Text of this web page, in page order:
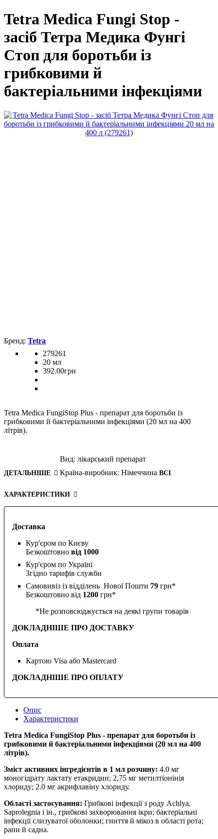
Tetra Medica Fungi Stop -
засіб Тетра Медика Фунгі
Стоп для боротьби із
грибковими й
бактеріальними інфекціями
Доставка
Кур'єром по Києву
Безкоштовно від 1000
Кур'єром по Україні
Згідно тарифів служби
Самовивіз із відділень Нової Пошти 79 грн*
Безкоштовно від 1200 грн*
*Не розповсюджується на деякі групи товарів
ДОКЛАДНІШЕ ПРО ДОСТАВКУ
Оплата
Картою Visa або Mastercard
ДОКЛАДНІШЕ ПРО ОПЛАТУ
Tetra
279261
20 мл
392.00грн
Tetra Medica FungiStop Plus - препарат для боротьби із
грибковими й бактеріальними інфекціями (20 мл на 400
літрів).
ДЕТАЛЬНІШЕ
Вид: лікарський препарат
Країна-виробник: Німеччина ВСІ
ХАРАКТЕРИСТИКИ
Опис
Характеристики
Tetra Medica FungiStop Plus - препарат для боротьби із
грибковими й бактеріальними інфекціями (20 мл на 400
літрів).
Зміст активних інгредієнтів в 1 мл розчину: 4.0 мг
моногідрату лактату етакридин; 2,75 мг метилтіонінія
хлориду; 2.0 мг акрифлавіну хлориду.
Області застосування: Грибкові інфекції з роду Achlya,
Saprolegnia і ін., грибкові захворювання ікри; бактеріальні
інфекції слизуватої оболонки; гниття й мікоз в області рота;
рани й садна.